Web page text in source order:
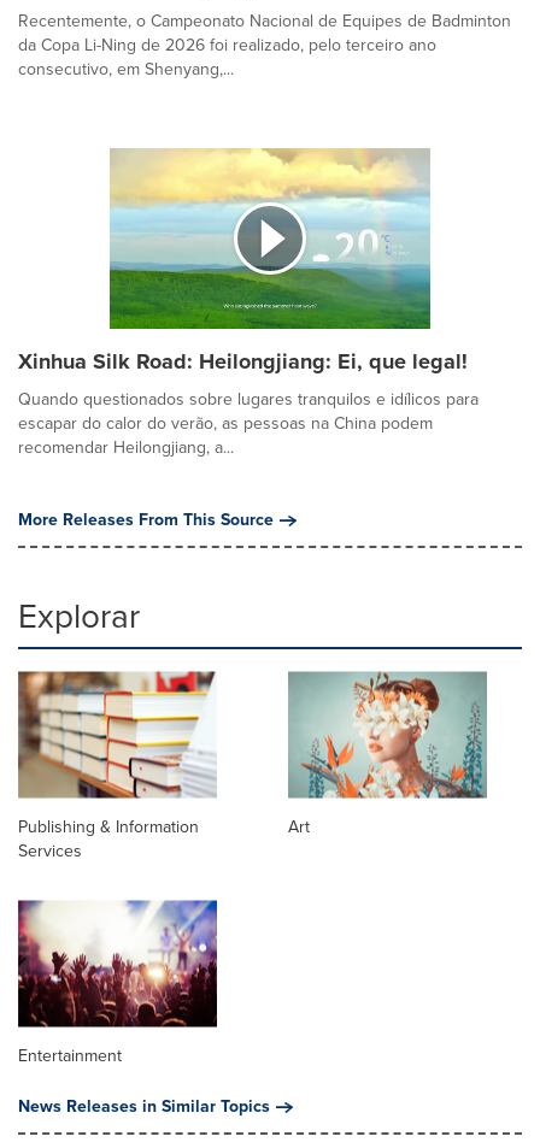
Recentemente, o Campeonato Nacional de Equipes de Badminton
da Copa Li-Ning de 2026 foi realizado, pelo terceiro ano
consecutivo, em Shenyang,...
Xinhua Silk Road: Heilongjiang: Ei, que legal!
Quando questionados sobre lugares tranquilos e idílicos para
escapar do calor do verão, as pessoas na China podem
recomendar Heilongjiang, a...
More Releases From This Source
Explorar
Publishing & Information
Services
Art
Entertainment
News Releases in Similar Topics